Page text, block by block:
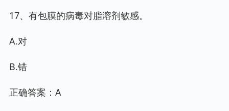
17、有包膜的病毒对脂溶剂敏感。
A.对
B.错
正确答案：A